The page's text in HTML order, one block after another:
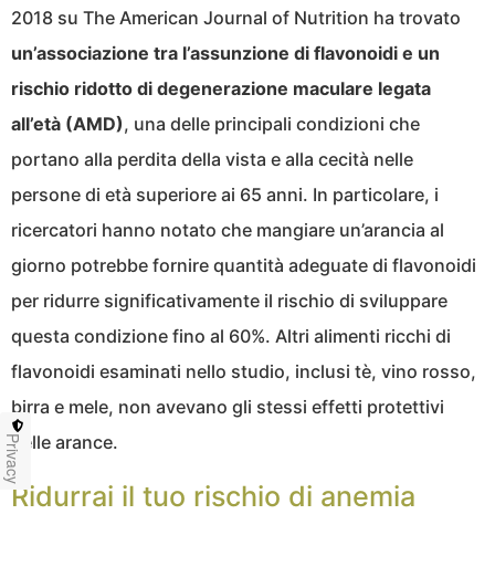
2018 su The American Journal of Nutrition ha trovato
un’associazione tra l’assunzione di flavonoidi e un
rischio ridotto di degenerazione maculare legata
all’età (AMD), una delle principali condizioni che
portano alla perdita della vista e alla cecità nelle
persone di età superiore ai 65 anni. In particolare, i
ricercatori hanno notato che mangiare un’arancia al
giorno potrebbe fornire quantità adeguate di flavonoidi
per ridurre significativamente il rischio di sviluppare
questa condizione fino al 60%. Altri alimenti ricchi di
flavonoidi esaminati nello studio, inclusi tè, vino rosso,
birra e mele, non avevano gli stessi effetti protettivi
delle arance.
Ridurrai il tuo rischio di anemia
Privacy